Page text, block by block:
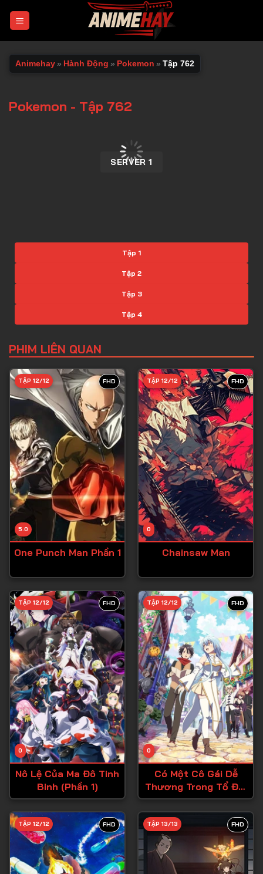
Animehay » Hành Động » Pokemon » Tập 762
Pokemon - Tập 762
SERVER 1
Tập 1
Tập 2
Tập 3
Tập 4
Tập 6
Tập 7
Tập 8
Tập 9
Tập 10
Tập 11
Tập 12
Tập 13
Tập 14
Tập 15
Tập 17
Tập 18
Tập 19
Tập 20
Tập 21
Tập 22
Tập 23
Tập 24
Tập 25
Tập 26
Tập 29
Tập 30
Tập 31
PHIM LIÊN QUAN
FHD
5.0
TẬP 12/12
One Punch Man Phần 1
FHD
0
TẬP 12/12
Chainsaw Man
FHD
0
TẬP 12/12
Nô Lệ Của Ma Đô Tinh
Binh (Phần 1)
FHD
0
TẬP 12/12
Có Một Cô Gái Dễ
Thương Trong Tổ Đội
Anh Hùng, Nên Tôi
Thử Tỏ Tình
FHD
TẬP 12/12 FHD
TẬP 13/13